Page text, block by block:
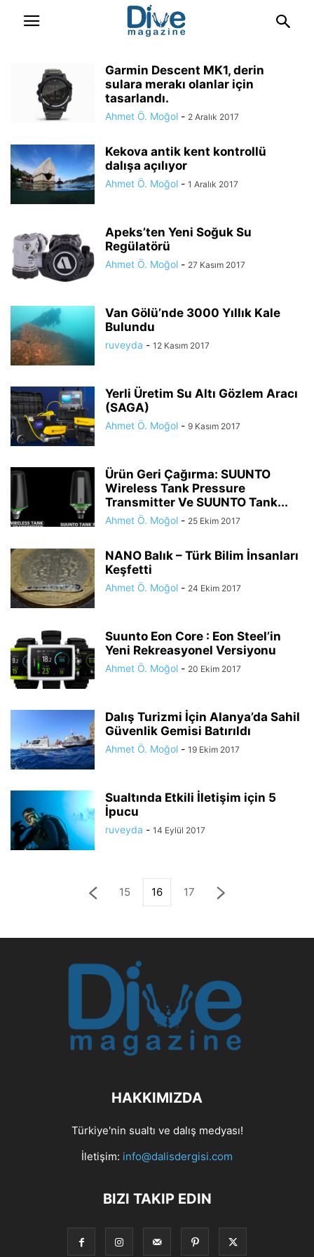
Garmin Descent MK1, derin
sulara merakı olanlar için
tasarlandı.
Ahmet Ö. Moğol - 2 Aralık 2017
Kekova antik kent kontrollü
dalışa açılıyor
Ahmet Ö. Moğol - 1 Aralık 2017
Apeks’ten Yeni Soğuk Su
Regülatörü
Ahmet Ö. Moğol - 27 Kasım 2017
Van Gölü’nde 3000 Yıllık Kale
Bulundu
ruveyda - 12 Kasım 2017
Yerli Üretim Su Altı Gözlem Aracı
(SAGA)
Ahmet Ö. Moğol - 9 Kasım 2017
Ürün Geri Çağırma: SUUNTO
Wireless Tank Pressure
Transmitter Ve SUUNTO Tank...
Ahmet Ö. Moğol - 25 Ekim 2017
NANO Balık – Türk Bilim İnsanları
Keşfetti
Ahmet Ö. Moğol - 24 Ekim 2017
Suunto Eon Core : Eon Steel’in
Yeni Rekreasyonel Versiyonu
Ahmet Ö. Moğol - 20 Ekim 2017
Dalış Turizmi İçin Alanya’da Sahil
Güvenlik Gemisi Batırıldı
Ahmet Ö. Moğol - 19 Ekim 2017
Sualtında Etkili İletişim için 5
İpucu
ruveyda - 14 Eylül 2017
15 16 17
HAKKIMIZDA
Türkiye'nin sualtı ve dalış medyası!
İletişim: info@dalisdergisi.com
BIZI TAKIP EDIN